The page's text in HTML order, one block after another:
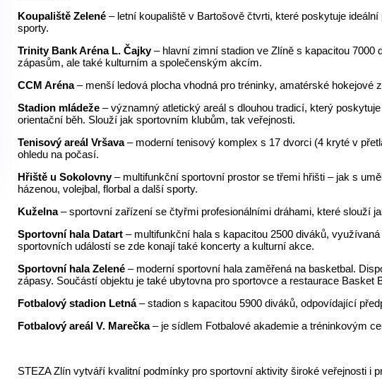
Koupaliště Zelené – letní koupaliště v Bartošově čtvrti, které poskytuje
sporty.
Trinity Bank Aréna L. Čajky– hlavní zimní stadion ve Zlíně s kapacitou 7000
zápasům, ale také kulturním a společenským akcím.
CCM Aréna– menší ledová plocha vhodná pro tréninky, amatérské hokejové
Stadion mládeže – významný atletický areál s dlouhou tradicí, který
orientační běh. Slouží jak sportovním klubům, tak veřejnosti.
Tenisový areál Vršava– moderní tenisový komplex s 17 dvorci (4 kryté v
ohledu na počasí.
Hřiště u Sokolovny– multifunkční sportovní prostor se třemi hřišti – jak s
házenou, volejbal, florbal a další sporty.
Kuželna– sportovní zařízení se čtyřmi profesionálními dráhami, které slouží
Sportovní hala Datart – multifunkční hala s kapacitou 2500 diváků,
sportovních událostí se zde konají také koncerty a kulturní akce.
Sportovní hala Zelené – moderní sportovní hala zaměřená na basketbal.
zápasy. Součástí objektu je také ubytovna pro sportovce a restaurace Basket
Fotbalový stadion Letná– stadion s kapacitou 5900 diváků, odpovídající
Fotbalový areál V. Marečka– je sídlem Fotbalové akademie a tréninkovým
STEZA Zlín vytváří kvalitní podmínky pro sportovní aktivity široké veřejnosti i